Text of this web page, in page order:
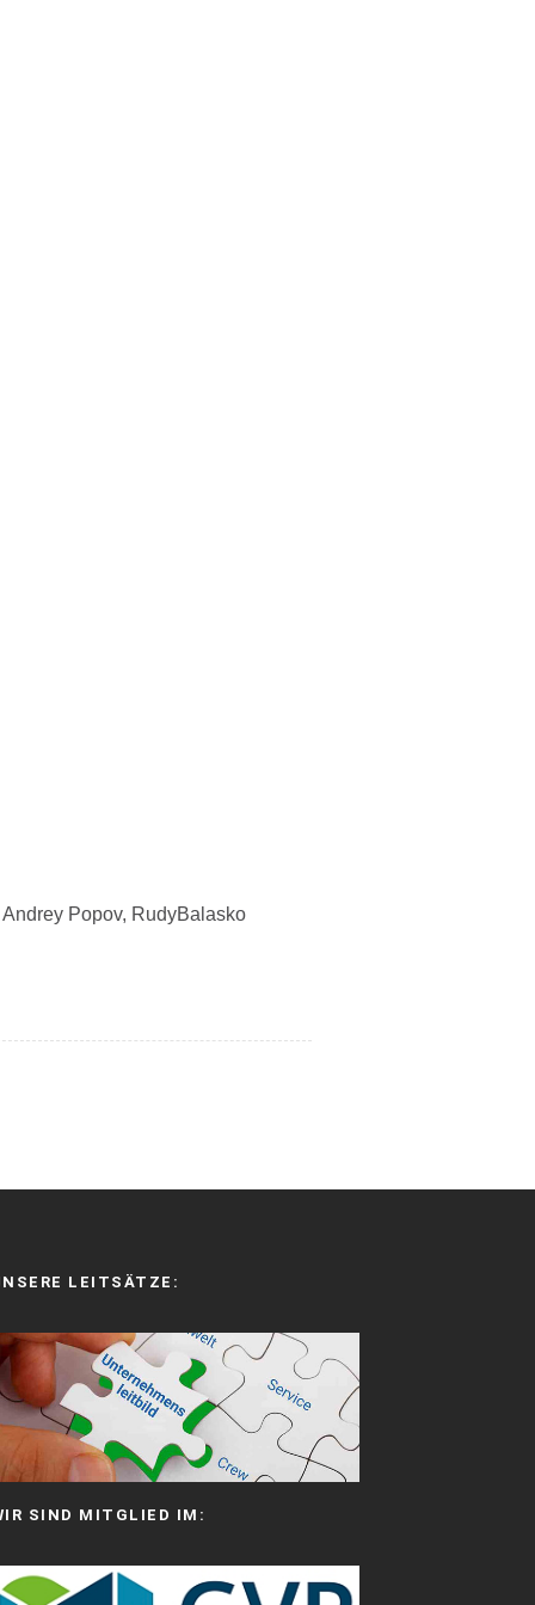
Popov, RudyBalasko
LEITSÄTZE:
SIND MITGLIED IM: